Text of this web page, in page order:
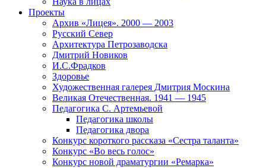
Проекты
Архив «Лицея». 2000 — 2003
Русский Север
Архитектура Петрозаводска
Дмитрий Новиков
И.С.Фрадков
Здоровье
Художественная галерея Дмитрия Москина
Великая Отечественная. 1941 — 1945
Педагогика С. Артемьевой
Педагогика школы
Педагогика двора
Конкурс короткого рассказа «Сестра таланта»
Конкурс «Во весь голос»
Конкурс новой драматургии «Ремарка»